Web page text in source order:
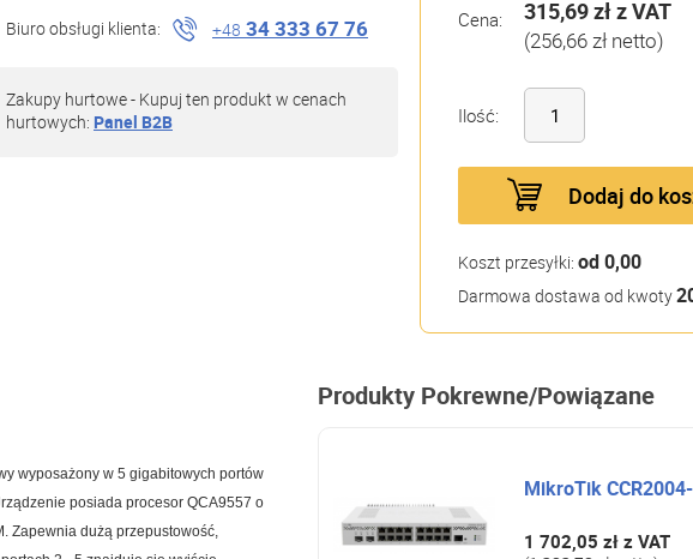
Biuro obsługi klienta: +48 34 333 67 76
Zakupy hurtowe - Kupuj ten produkt w cenach
hurtowych: Panel B2B
Cena: 315,69 złz VAT
(256,66 zł netto)
Ilość:
Dodaj do
Koszt przesyłki: od 0,00
Darmowa dostawa od kwoty
wyposażony w 5 gigabitowych portów
posiada procesor QCA9557 o
Zapewnia dużą przepustowość,
Produkty Pokrewne/Powiązane
MikroTik
1 702,05 zł z VAT